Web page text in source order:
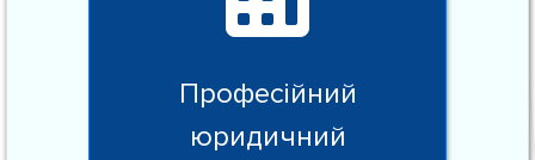
Професійний
юридичний